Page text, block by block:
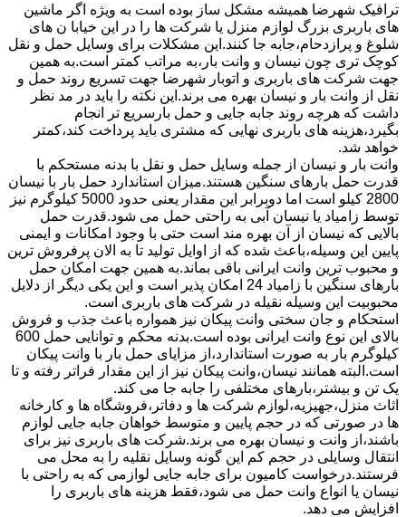
ترافیک شهرضا همیشه مشکل ساز بوده است به ویژه اگر ماشین
های باربری بزرگ لوازم منزل یا شرکت ها را در این خیابا ن های
شلوغ و پرازدحام،جابه جا کنند.این مشکلات برای وسایل حمل و نقل
کوچک تری چون نیسان و وانت بار،به مراتب کمتر است.به همین
جهت شرکت های باربری و اتوبار شهرضا جهت تسریع روند حمل و
نقل از وانت بار و نیسان بهره می برند.این نکته را باید در مد نظر
داشت که هرچه روند جابه جایی و حمل بارسریع تر انجام
بگیرد،هزینه های باربری نهایی که مشتری باید پرداخت کند،کمتر
خواهد شد.
وانت بار و نیسان از جمله وسایل حمل و نقل با بدنه مستحکم با
قدرت حمل بارهای سنگین هستند.میزان استاندارد حمل بار با نیسان
2800 کیلو است اما دوبرابر این مقدار یعنی حدود 5000 کیلوگرم نیز
توسط زامیاد یا نیسان آبی به راحتی حمل می شود.قدرت حمل
بالایی که نیسان از آن بهره مند است حتی با وجود امکانات و ایمنی
پایین این وسیله،باعث شده که از اوایل تولید تا به الان پرفروش ترین
و محبوب ترین وانت ایرانی باقی بماند.به همین جهت امکان حمل
بارهای سنگین با زامیاد 24 امکان پذیر است و این یکی دیگر از دلایل
محبوبیت این وسیله نقیله در شرکت های باربری است.
استحکام و جان سختی وانت پیکان نیز همواره باعث جذب و فروش
بالای این نوع وانت ایرانی بوده است.بدنه محکم و توانایی حمل 600
کیلوگرم بار به صورت استاندارد،از مزایای حمل بار با وانت پیکان
است.البته همانند نیسان،وانت پیکان نیز از این مقدار فراتر رفته و تا
یک تن و بیشتر،بارهای مختلفی را جابه جا می کند.
اثاث منزل،جهیزیه،لوازم شرکت ها و دفاتر،فروشگاه ها و کارخانه
ها در صورتی که در حجم پایین و متوسط خواهان جابه جایی لوازم
باشند،از وانت و نیسان بهره می برند.شرکت های باربری نیز برای
انتقال وسایلی در حجم کم این گونه وسایل نقلیه را به محل می
فرستند.درخواست کامیون برای جابه جایی لوازمی که به راحتی با
نیسان یا انواع وانت حمل می شود،فقط هزینه های باربری را
افزایش می دهد.